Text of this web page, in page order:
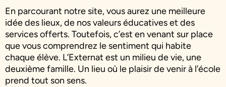
En parcourant notre site, vous aurez une meilleure
idée des lieux, de nos valeurs éducatives et des
services offerts. Toutefois, c’est en venant sur place
que vous comprendrez le sentiment qui habite
chaque élève. L’Externat est un milieu de vie, une
deuxième famille. Un lieu où le plaisir de venir à l’école
prend tout son sens.